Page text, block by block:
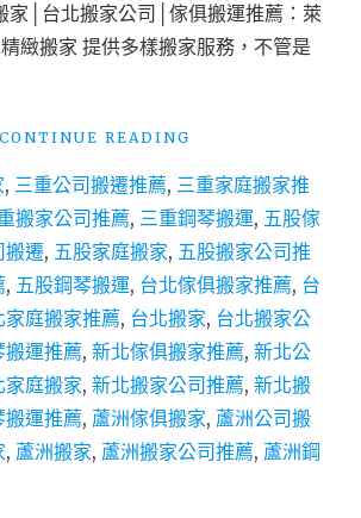
家│台北搬家公司│傢俱搬運推薦：萊
緻搬家 提供多樣搬家服務，不管是
CONTINUE READING
搬
家
三
重
搬
│
新
北
家
, 三重公司搬遷推薦, 三重家庭搬家推
搬家公司推薦, 三重鋼琴搬運, 五股傢
搬遷, 五股家庭搬家, 五股搬家公司推
, 五股鋼琴搬運, 台北傢俱搬家推薦, 台
家庭搬家推薦, 台北搬家, 台北搬家公
搬運推薦, 新北傢俱搬家推薦, 新北公
家庭搬家, 新北搬家公司推薦, 新北搬
搬運推薦, 蘆洲傢俱搬家, 蘆洲公司搬
, 蘆洲搬家, 蘆洲搬家公司推薦, 蘆洲鋼